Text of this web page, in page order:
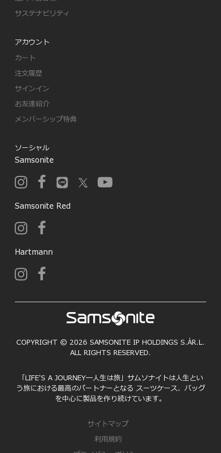
サステナビリティ
アカウント
カート
注文履歴
サインイン
お友達紹介
メンバーシップ特典
ソーシャル
Samsonite
Samsonite Red
Hartmann
COPYRIGHT © 2026 SAMSONITE IP HOLDINGS S.ÀR.L.
ALL RIGHTS RESERVED.
「LIFE'S A JOURNEY―人生は旅」サムソナイトは人生とい
う旅における最高のパートナーとなる スーツケース、バッグ
を中心に製品を作り続けています。
サイトマップ
利用規約